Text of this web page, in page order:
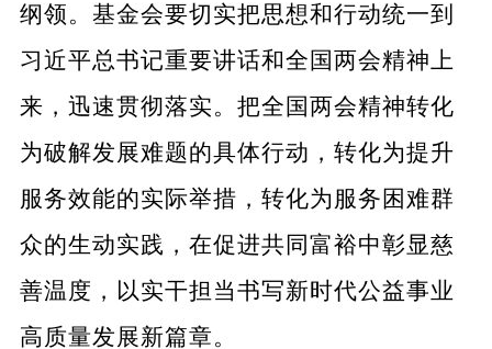
纲领。基金会要切实把思想和行动统一到
习近平总书记重要讲话和全国两会精神上
来，迅速贯彻落实。把全国两会精神转化
为破解发展难题的具体行动，转化为提升
服务效能的实际举措，转化为服务困难群
众的生动实践，在促进共同富裕中彰显慈
善温度，以实干担当书写新时代公益事业
高质量发展新篇章。